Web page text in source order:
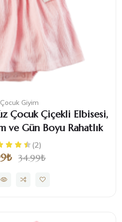
Giyim
Çocuk Çiçekli Elbisesi,
ve Gün Boyu Rahatlık
(2)
34.99₺